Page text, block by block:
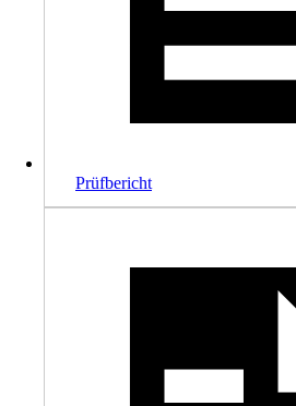
Prüfbericht